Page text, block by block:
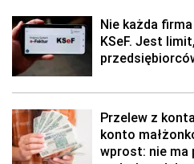
Nie każda
KSeF. Jest
Przelew z
konto
wprost: nie ma